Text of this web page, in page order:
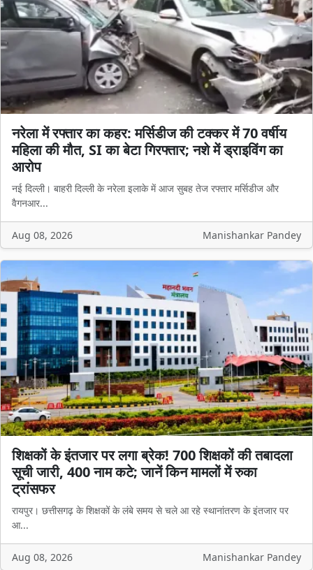
नरेला में रफ्तार का कहर: मर्सिडीज की टक्कर में 70 वर्षीय
महिला की मौत, SI का बेटा गिरफ्तार; नशे में ड्राइविंग का
आरोप
नई दिल्ली। बाहरी दिल्ली के नरेला इलाके में आज सुबह तेज रफ्तार मर्सिडीज और
वैगनआर...
Aug 08, 2026 Manishankar Pandey
शिक्षकों के इंतजार पर लगा ब्रेक! 700 शिक्षकों की तबादला
सूची जारी, 400 नाम कटे; जानें किन मामलों में रुका
ट्रांसफर
रायपुर। छत्तीसगढ़ के शिक्षकों के लंबे समय से चले आ रहे स्थानांतरण के इंतजार पर
आ...
Aug 08, 2026 Manishankar Pandey